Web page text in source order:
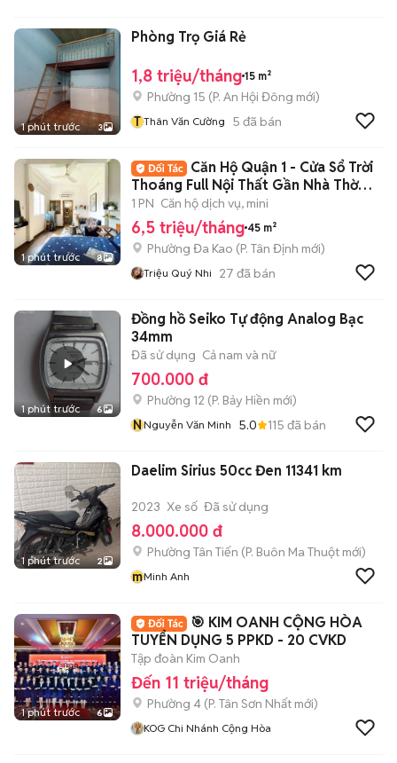
1 phút trước 3
Phòng Trọ Giá Rẻ
1,8 triệu/tháng 15 m²
Phường 15 (P. An Hội Đông mới)
T Thân Văn Cường 5 đã bán
1 phút trước 8
Căn Hộ Quận 1 - Cửa Sổ Trời
Thoáng Full Nội Thất Gần Nhà Thờ
Tân Định
1 PN Căn hộ dịch vụ, mini
6,5 triệu/tháng 45 m²
Phường Đa Kao (P. Tân Định mới)
Triệu Quý Nhi 27 đã bán
1 phút trước 6
Đồng hồ Seiko Tự động Analog Bạc
34mm
Đã sử dụng Cả nam và nữ
700.000 đ
Phường 12 (P. Bảy Hiền mới)
NNguyễn Văn Minh 5.0 115 đã bán
1 phút trước 2
Daelim Sirius 50cc Đen 11341 km
2023 Xe số Đã sử dụng
8.000.000 đ
Phường Tân Tiến (P. Buôn Ma Thuột mới)
mMinh Anh
1 phút trước 6
🎯 KIM OANH CỘNG HÒA
TUYỂN DỤNG 5 PPKD - 20 CVKD
Tập đoàn Kim Oanh
Đến 11 triệu/tháng
Phường 4 (P. Tân Sơn Nhất mới)
KOG Chi Nhánh Cộng Hòa